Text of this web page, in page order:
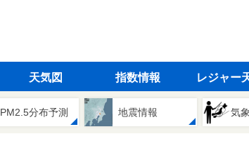
天気図 指数情報 レジャー
PM2.5分布予測 地震情報 気